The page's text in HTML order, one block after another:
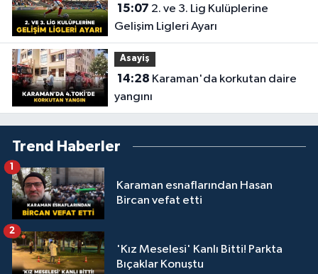
15:07
Gelişim Ligleri Ayarı
Asayiş
14:28
yangını
Trend Haberler
Karaman esnaflarından Hasan
Bircan vefat etti
1
'Kız Meselesi' Kanlı Bitti! Parkta
Bıçaklar Konuştu
2